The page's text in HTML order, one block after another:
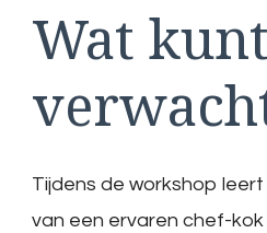
Wat
Tijdens de workshop
van een ervaren chef-